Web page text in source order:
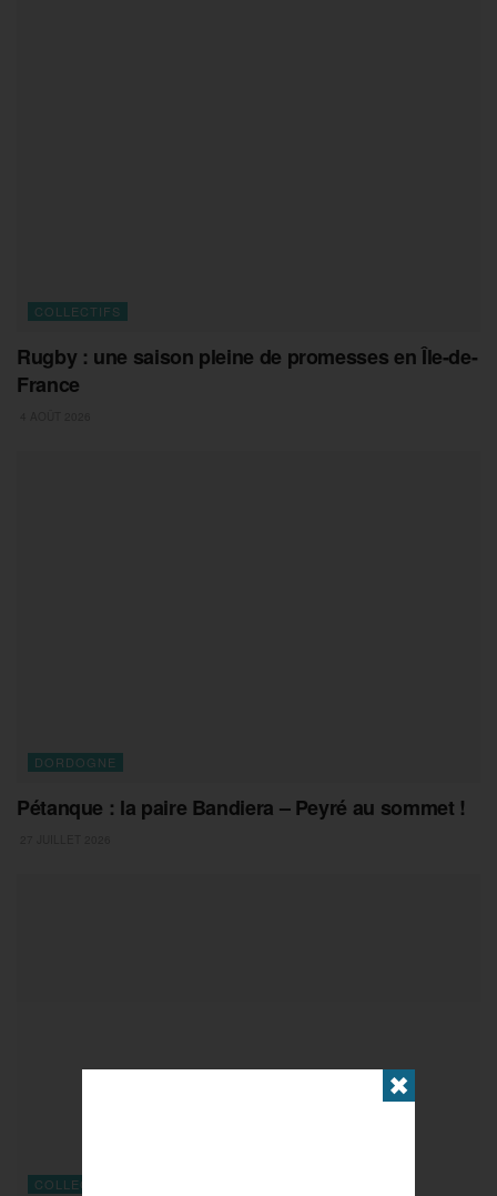
COLLECTIFS
Rugby : une saison pleine de promesses en Île-de-
France
DORDOGNE
Pétanque : la paire Bandiera – Peyré au sommet !
COLLECTIFS
✖